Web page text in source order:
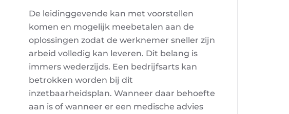
De leidinggevende kan met voorstellen
komen en mogelijk meebetalen aan de
oplossingen zodat de werknemer sneller zijn
arbeid volledig kan leveren. Dit belang is
immers wederzijds. Een bedrijfsarts kan
betrokken worden bij dit
inzetbaarheidsplan. Wanneer daar behoefte
aan is of wanneer er een medische advies